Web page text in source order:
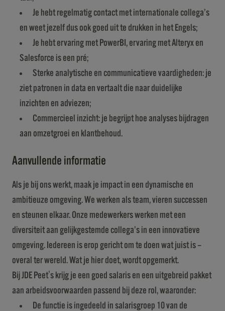
Je hebt regelmatig contact met internationale collega’s
en weet jezelf dus ook goed uit te drukken in het Engels;
Je hebt ervaring met PowerBI, ervaring met Alteryx en
Salesforce is een pré;
Sterke analytische en communicatieve vaardigheden: je
ziet patronen in data en vertaalt die naar duidelijke
inzichten en adviezen;
Commercieel inzicht: je begrijpt hoe analyses bijdragen
aan omzetgroei en klantbehoud.
Aanvullende informatie
Als je bij ons werkt, maak je impact in een dynamische en
ambitieuze omgeving. We werken als team, vieren successen
en steunen elkaar. Onze medewerkers werken met een
diversiteit aan gelijkgestemde collega’s in een innovatieve
omgeving. Iedereen is erop gericht om te doen wat juist is –
overal ter wereld. Wat je hier doet, wordt opgemerkt.
Bij JDE Peet's krijg je een goed salaris en een uitgebreid pakket
aan arbeidsvoorwaarden passend bij deze rol, waaronder:
De functie is ingedeeld in salarisgroep 10 van de